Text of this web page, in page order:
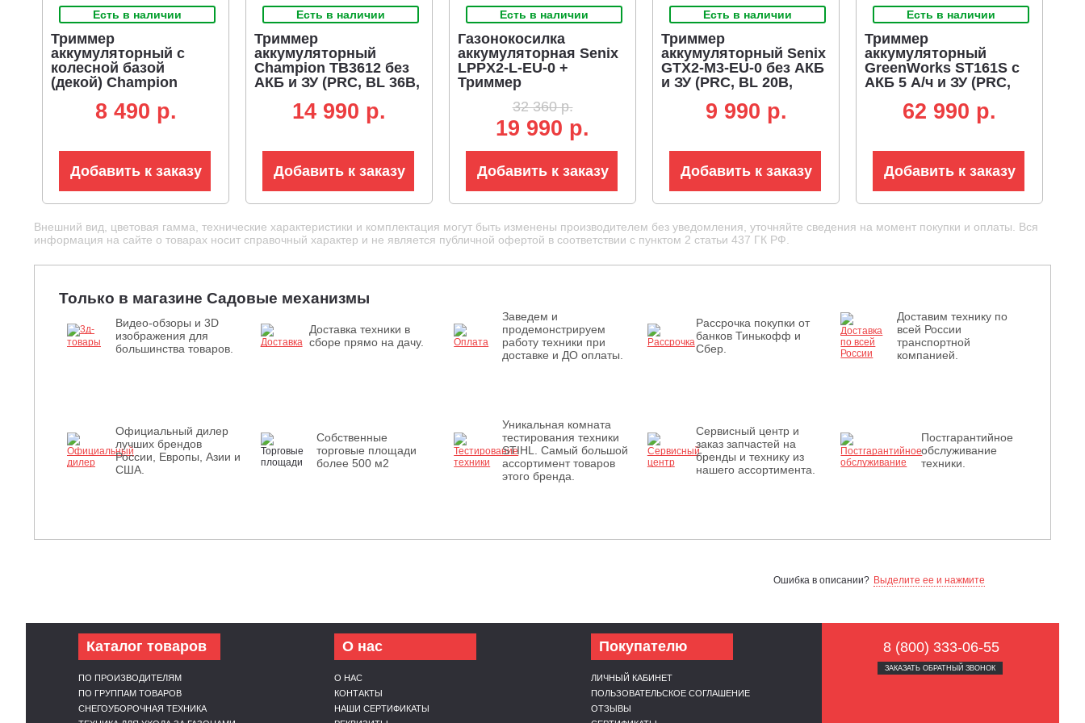
Есть в наличии
Триммер
аккумуляторный с
колесной базой
(декой) Champion
(PRC, 18B, леска 1.6
мм, D - рукоятка, 4.0 кг)
8 490 p.
Добавить к заказу
Есть в наличии
Триммер
аккумуляторный
Champion ТВ3612 без
АКБ и ЗУ (PRC, BL 36B,
рукоятки, 4.1 кг)
14 990 p.
Добавить к заказу
Есть в наличии
Газонокосилка
аккумуляторная Senix
LPPX2-L-EU-0 +
Триммер
GTX2-M3-EU-0 + АКБ
B50X2 + ЗУ CHX2
32 360 р.
19 990 р.
Добавить к заказу
Есть в наличии
Триммер
аккумуляторный Senix
GTX2-M3-EU-0 без АКБ
и ЗУ (PRC, BL 20В,
леска 2.0 мм, 3.0 кг)
9 990 p.
Добавить к заказу
Есть в наличии
Триммер
аккумуляторный
GreenWorks ST161S с
АКБ 5 А/ч и ЗУ (PRC,
2.4 мм, D-рукоятка,
ремень, разъем, 5.7 кг)
62 990 p.
Добавить к заказу
Внешний вид, цветовая гамма, технические характеристики и комплектация могут быть изменены производителем без уведомления, уточняйте сведения на момент покупки и оплаты. Вся
информация на сайте о товарах носит справочный характер и не является публичной офертой в соответствии с пунктом 2 статьи 437 ГК РФ.
Только в магазине Садовые механизмы
Видео-обзоры и 3D
изображения для
большинства товаров.
Доставка техники в
сборе прямо на дачу.
Заведем и
продемонстрируем
работу техники при
доставке и ДО оплаты.
Рассрочка покупки от
банков Тинькофф и
Сбер.
Доставим технику по
всей России
транспортной
компанией.
Официальный дилер
лучших брендов
России, Европы, Азии и
США.
Собственные
торговые площади
более 500 м2
Уникальная комната
тестирования техники
STIHL. Самый большой
ассортимент товаров
этого бренда.
Сервисный центр и
заказ запчастей на
бренды и технику из
нашего ассортимента.
Постгарантийное
обслуживание
техники.
Ошибка в описании? Выделите ее и нажмите
Каталог товаров
ПО ПРОИЗВОДИТЕЛЯМ
ПО ГРУППАМ ТОВАРОВ
СНЕГОУБОРОЧНАЯ ТЕХНИКА
О нас
О НАС
КОНТАКТЫ
НАШИ СЕРТИФИКАТЫ
Покупателю
ЛИЧНЫЙ КАБИНЕТ
ПОЛЬЗОВАТЕЛЬСКОЕ СОГЛАШЕНИЕ
ОТЗЫВЫ
8 (800) 333-06-55
ЗАКАЗАТЬ ОБРАТНЫЙ ЗВОНОК